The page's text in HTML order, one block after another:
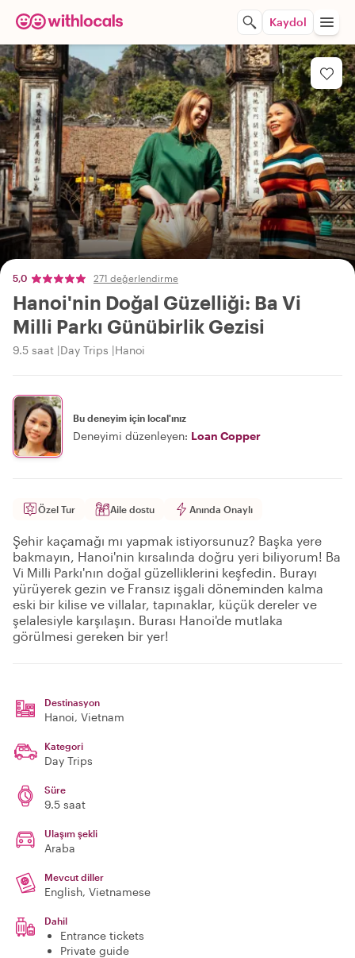
Kaydol
5,0 271 değerlendirme
Hanoi'nin Doğal Güzelliği: Ba Vi
Milli Parkı Günübirlik Gezisi
9.5 saat Day Trips Hanoi
Bu deneyim için local'ınız
Deneyimi düzenleyen: Loan Copper
Özel Tur Aile dostu Anında Onaylı
Şehir kaçamağı mı yapmak istiyorsunuz? Başka yere
bakmayın, Hanoi'nin kırsalında doğru yeri biliyorum! Ba
Vi Milli Parkı'nın doğal güzelliklerini keşfedin. Burayı
yürüyerek gezin ve Fransız işgali döneminden kalma
eski bir kilise ve villalar, tapınaklar, küçük dereler ve
şelalesiyle karşılaşın. Burası Hanoi'de mutlaka
görülmesi gereken bir yer!
Destinasyon
Hanoi, Vietnam
Kategori
Day Trips
Süre
9.5 saat
Ulaşım şekli
Araba
Mevcut diller
English, Vietnamese
Dahil
Entrance tickets
Private guide